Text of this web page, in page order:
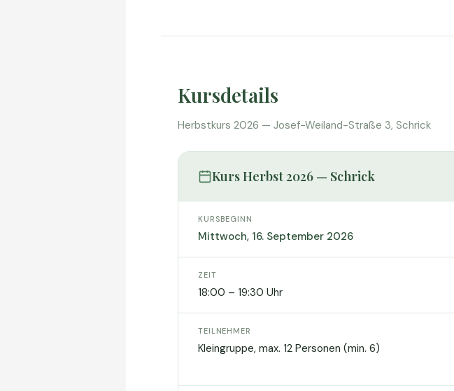
Kursdetails
Herbstkurs 2026 — Josef-Weiland-Straße 3, Schrick
Kurs Herbst 2026 — Schrick
KURSBEGINN
Mittwoch, 16. September 2026
ZEIT
18:00 – 19:30 Uhr
TEILNEHMER
Kleingruppe, max. 12 Personen (min. 6)